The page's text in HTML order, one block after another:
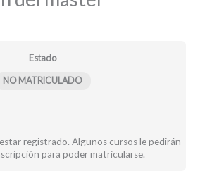
Estado
NO MATRICULADO
registrado. Algunos cursos le pedirán
para poder matricularse.